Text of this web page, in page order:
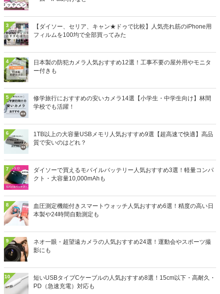
3
【ダイソー、セリア、キャン★ドゥで比較】人気売れ筋のiPhone用
フィルムを100均で全部買ってみた
4
日本製の防犯カメラ人気おすすめ12選！工事不要の屋外用やモニタ
ー付きも
5
修学旅行におすすめの安いカメラ14選【小学生・中学生向け】林間
学校でも活躍！
6
1TB以上の大容量USBメモリ人気おすすめ9選【超高速で快適】高品
質で安いのはどれ？
7
ダイソーで買えるモバイルバッテリー人気おすすめ3選！軽量コンパ
クト・大容量10,000mAhも
8
血圧測定機能付きスマートウォッチ人気おすすめ6選！精度の高い日
本製や24時間自動測定も
9
ネオ一眼・超望遠カメラの人気おすすめ24選！運動会やスポーツ撮
影にも
10
短いUSBタイプCケーブルの人気おすすめ8選！15cm以下・高耐久・
PD（急速充電）対応も